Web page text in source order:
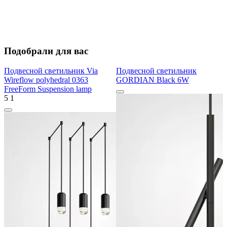
Подобрали для вас
Подвесной светильник Via
Wireflow polyhedral 0363
FreeForm Suspension lamp
5 1
Подвесной светильник
GORDIAN Black 6W